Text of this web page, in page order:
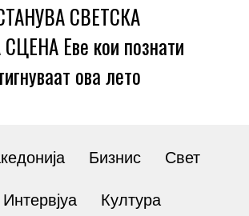
СВЕТСКА
Еве кои познати
ова лето
Бизнис Свет
Интервјуа Култура